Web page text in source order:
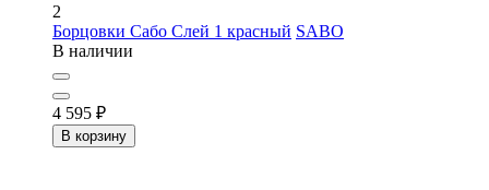
2
Борцовки Сабо Слей 1 красный SABO
В наличии
4 595 ₽
В корзину